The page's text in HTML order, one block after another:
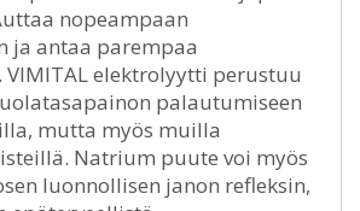
nopeampaan
ja antaa parempaa
elektrolyytti perustuu
palautumiseen
mutta myös muilla
Natrium puute voi myös
luonnollisen janon refleksin,